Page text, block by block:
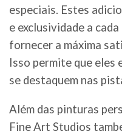
especiais. Estes
e exclusividade a
fornecer a máxima
Isso permite que eles
se destaquem nas
Além das pinturas
Fine Art Studios